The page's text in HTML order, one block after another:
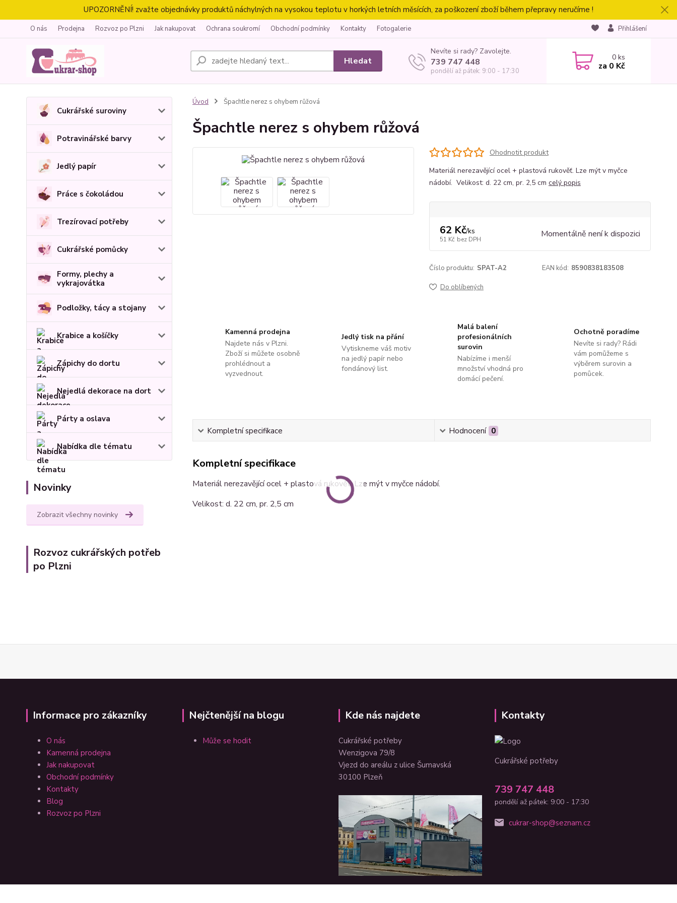
UPOZORNĚNÍ! zvažte objednávky produktů náchylných na vysokou teplotu v horkých letních měsících, za poškození zboží během přepravy neručíme !
O nás Prodejna Rozvoz po Plzni Jak nakupovat Ochrana soukromí Obchodní podmínky Kontakty Fotogalerie Přihlášení
Hledat
Nevíte si rady? Zavolejte.
739 747 448
pondělí až pátek: 9:00 - 17:30
0ks
za 0 Kč
Cukrářské suroviny
Potravinářské barvy
Jedlý papír
Práce s čokoládou
Trezírovací potřeby
Cukrářské pomůcky
Formy, plechy a
vykrajovátka
Podložky, tácy a stojany
Krabice a košíčky
Zápichy do dortu
Nejedlá dekorace na dort
Párty a oslava
Nabídka dle tématu
Novinky
Zobrazit všechny novinky
Rozvoz cukrářských potřeb
po Plzni
Úvod Špachtle nerez s ohybem růžová
Špachtle nerez s ohybem růžová
Ohodnotit produkt
Materiál nerezavějící ocel + plastová rukověť. Lze mýt v myčce
nádobí. Velikost: d. 22 cm, pr. 2,5 cm celý popis
62 Kč/ks
51 Kč bez DPH Momentálně není k dispozici
Číslo produktu: SPAT-A2 EAN kód: 8590838183508
Do oblíbených
Kamenná prodejna
Najdete nás v Plzni.
Zboží si můžete osobně
prohlédnout a
vyzvednout.
Jedlý tisk na přání
Vytiskneme váš motiv
na jedlý papír nebo
fondánový list.
Malá balení
profesionálních
surovin
Nabízíme i menší
množství vhodná pro
domácí pečení.
Ochotně poradíme
Nevíte si rady? Rádi
vám pomůžeme s
výběrem surovin a
pomůcek.
Kompletní specifikace Hodnocení 0
Kompletní specifikace
Materiál nerezavějící ocel + plastová rukověť. Lze mýt v myčce nádobí.
Velikost: d. 22 cm, pr. 2,5 cm
Informace pro zákazníky
O nás
Kamenná prodejna
Jak nakupovat
Obchodní podmínky
Kontakty
Blog
Rozvoz po Plzni
Nejčtenější na blogu
Může se hodit
Kde nás najdete
Cukrářské potřeby
Wenzigova 79/8
Vjezd do areálu z ulice Šumavská
30100 Plzeň
Kontakty
Cukrářské potřeby
739 747 448
pondělí až pátek: 9:00 - 17:30
cukrar-shop@seznam.cz